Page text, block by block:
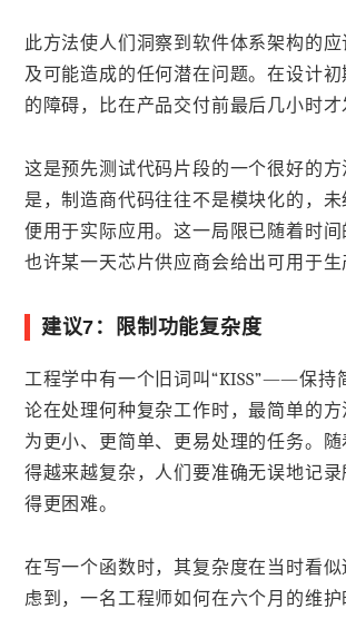
此方法使人们洞察到软件体系架构的
及可能造成的任何潜在问题。在设计
的障碍，比在产品交付前最后几小时才
这是预先测试代码片段的一个很好的
是，制造商代码往往不是模块化的，
便用于实际应用。这一局限已随着时间
也许某一天芯片供应商会给出可用于生
建议7：限制功能复杂度
工程学中有一个旧词叫“KISS”——保持
论在处理何种复杂工作时，最简单的
为更小、更简单、更易处理的任务。
得越来越复杂，人们要准确无误地记
得更困难。
在写一个函数时，其复杂度在当时看
虑到，一名工程师如何在六个月的维